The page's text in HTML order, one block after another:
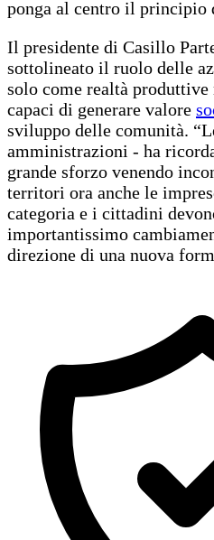
ponga al centro il principio
Il presidente di Casillo
sottolineato il ruolo delle
solo come realtà produttive
capaci di generare valore
sviluppo delle comunità.
amministrazioni - ha
grande sforzo venendo
territori ora anche le
categoria e i cittadini
importantissimo
direzione di una nuova